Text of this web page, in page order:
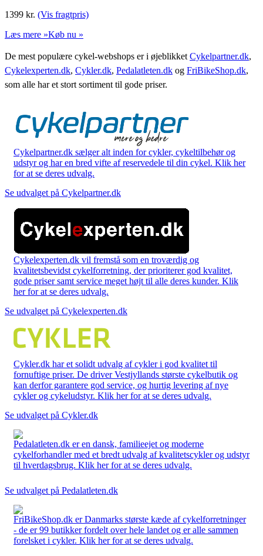
1399 kr. (Vis fragtpris)
Læs mere »Køb nu »
De mest populære cykel-webshops er i øjeblikket Cykelpartner.dk,
Cykelexperten.dk, Cykler.dk, Pedalatleten.dk og FriBikeShop.dk,
som alle har et stort sortiment til gode priser.
Cykelpartner.dk sælger alt inden for cykler, cykeltilbehør og
udstyr og har en bred vifte af reservedele til din cykel. Klik her
for at se deres udvalg.
Se udvalget på Cykelpartner.dk
Cykelexperten.dk vil fremstå som en troværdig og
kvalitetsbevidst cykelforretning, der prioriterer god kvalitet,
gode priser samt service meget højt til alle deres kunder. Klik
her for at se deres udvalg.
Se udvalget på Cykelexperten.dk
Cykler.dk har et solidt udvalg af cykler i god kvalitet til
fornuftige priser. De driver Vestjyllands største cykelbutik og
kan derfor garantere god service, og hurtig levering af nye
cykler og cykeludstyr. Klik her for at se deres udvalg.
Se udvalget på Cykler.dk
Pedalatleten.dk er en dansk, familieejet og moderne
cykelforhandler med et bredt udvalg af kvalitetscykler og udstyr
til hverdagsbrug. Klik her for at se deres udvalg.
Se udvalget på Pedalatleten.dk
FriBikeShop.dk er Danmarks største kæde af cykelforretninger
- de er 99 butikker fordelt over hele landet og er alle sammen
forelsket i cykler. Klik her for at se deres udvalg.